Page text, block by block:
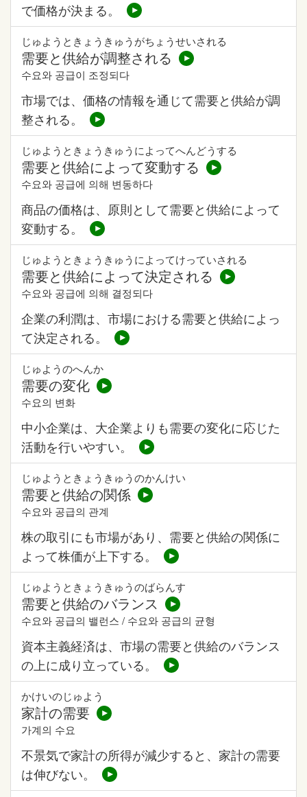
で価格が決まる。
じゅようときょうきゅうがちょうせいされる
需要と供給が調整される
수요와 공급이 조정되다
市場では、価格の情報を通じて需要と供給が調
整される。
じゅようときょうきゅうによってへんどうする
需要と供給によって変動する
수요와 공급에 의해 변동하다
商品の価格は、原則として需要と供給によって
変動する。
じゅようときょうきゅうによってけっていされる
需要と供給によって決定される
수요와 공급에 의해 결정되다
企業の利潤は、市場における需要と供給によっ
て決定される。
じゅようのへんか
需要の変化
수요의 변화
中小企業は、大企業よりも需要の変化に応じた
活動を行いやすい。
じゅようときょうきゅうのかんけい
需要と供給の関係
수요와 공급의 관계
株の取引にも市場があり、需要と供給の関係に
よって株価が上下する。
じゅようときょうきゅうのばらんす
需要と供給のバランス
수요와 공급의 밸런스 / 수요와 공급의 균형
資本主義経済は、市場の需要と供給のバランス
の上に成り立っている。
かけいのじゅよう
家計の需要
가계의 수요
不景気で家計の所得が減少すると、家計の需要
は伸びない。